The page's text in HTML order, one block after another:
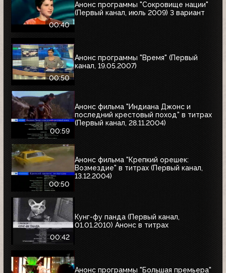
00:40
Анонс программы "Сокровище нации"
(Первый канал, июль 2009) 3 вариант
00:50
Анонс программы "Время" (Первый
канал, 19.05.2007)
00:59
Анонс фильма "Индиана Джонс и
последний крестовый поход" в титрах
(Первый канал, 28.11.2004)
00:50
Анонс фильма "Крепкий орешек:
Возмездие" в титрах (Первый канал,
13.12.2004)
00:42
Кунг-фу панда (Первый канал,
01.01.2010) Анонс в титрах
Анонс программы "Большая премьера"